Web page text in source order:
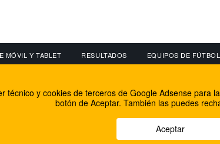
MÓVIL Y TABLET RESULTADOS EQUIPOS DE FÚTBOL
El equipo de FútbolBalear
Soluciones Corporativas IP
Facebook
Twitter
técnico y cookies de terceros de Google Adsense
botón de Aceptar. También las puedes
Aceptar